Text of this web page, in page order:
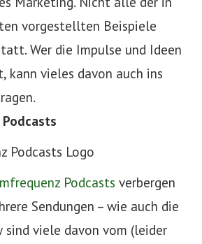
vorgestellten Beispiele
Wer die Impulse und Ideen
kann vieles davon auch ins
Podcasts verbergen
Sendungen – wie auch die
sind viele davon vom (leider